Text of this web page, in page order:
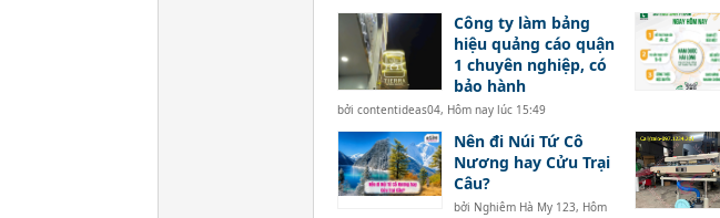
Công ty làm bảng
hiệu quảng cáo quận
1 chuyên nghiệp, có
bảo hành
bởi contentideas04, Hôm nay lúc 15:49
Nên đi Núi Tứ Cô
Nương hay Cửu Trại
Câu?
bởi Nghiêm Hà My 123, Hôm